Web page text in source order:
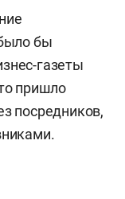
бы
газеты
пришло
посредников,